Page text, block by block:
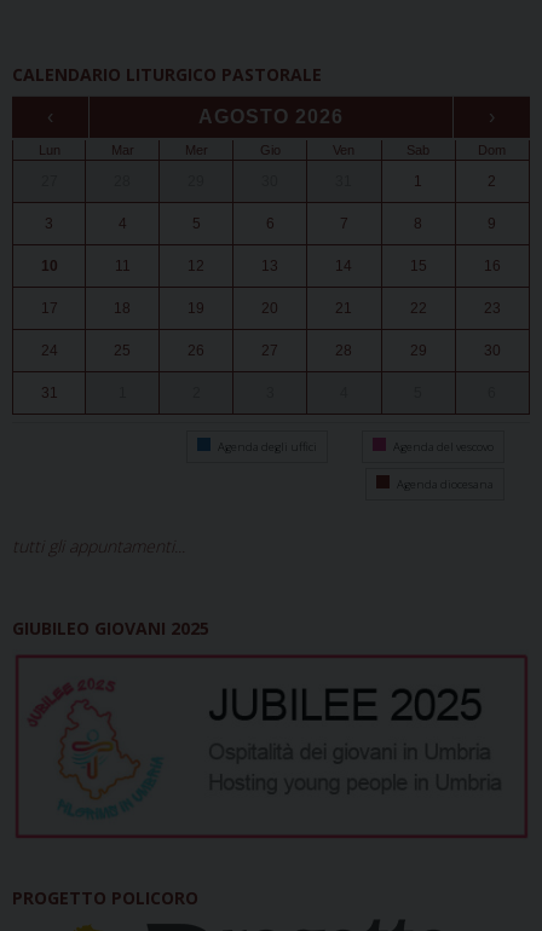
CALENDARIO LITURGICO PASTORALE
‹ AGOSTO 2026 ›
Lun Mar Mer Gio Ven Sab Dom
1 2
3 4 5 6 7 8 9
10 11 12 13 14 15 16
17 18 19 20 21 22 23
24 25 26 27 28 29 30
31
Agenda degli uffici Agenda del vescovo
Agenda diocesana
tutti gli appuntamenti...
GIUBILEO GIOVANI 2025
PROGETTO POLICORO